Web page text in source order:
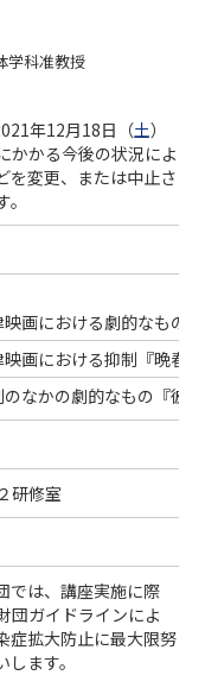
学科准教授
年12月18日（土）
かかる今後の状況によ
を変更、または中止さ
映画における劇的なもの
映画における抑制『晩春
のなかの劇的なもの『彼
研修室
では、講座実施に際
団ガイドラインによ
症拡大防止に最大限努
ます。